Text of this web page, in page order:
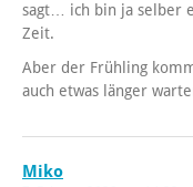
sagt… ich bin ja selber
Zeit.
Aber der Frühling
auch etwas länger
Miko